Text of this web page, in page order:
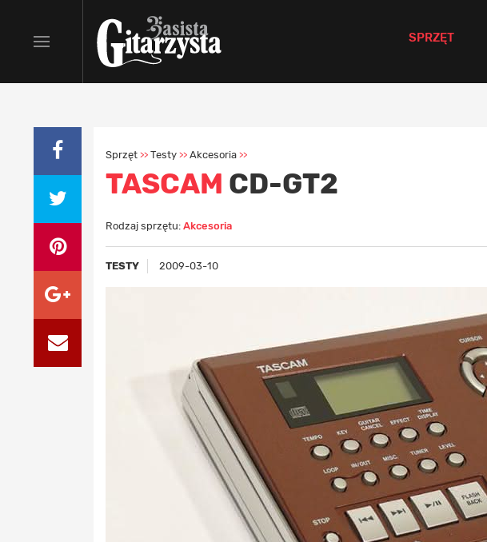
SPRZĘT
Sprzęt >> Testy >> Akcesoria >>
TASCAM CD-GT2
Rodzaj sprzętu: Akcesoria
TESTY 2009-03-10